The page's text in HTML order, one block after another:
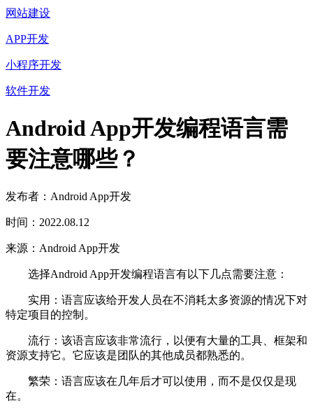
网站建设
APP开发
小程序开发
软件开发
Android App开发编程语言需
要注意哪些？
发布者：Android App开发
时间：2022.08.12
来源：Android App开发
选择Android App开发编程语言有以下几点需要注意：
实用：语言应该给开发人员在不消耗太多资源的情况下对
特定项目的控制。
流行：该语言应该非常流行，以便有大量的工具、框架和
资源支持它。它应该是团队的其他成员都熟悉的。
繁荣：语言应该在几年后才可以使用，而不是仅仅是现
在。